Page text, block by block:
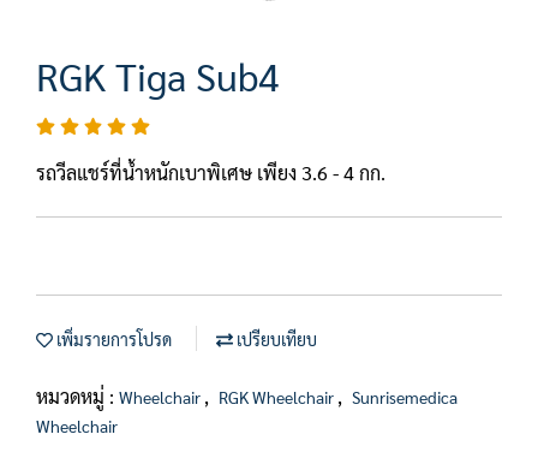
RGK Tiga Sub4
รถวีลแชร์ที่น้ำหนักเบาพิเศษ เพียง 3.6 - 4 กก.
เพิ่มรายการโปรด เปรียบเทียบ
หมวดหมู่ : Wheelchair , RGK Wheelchair , Sunrisemedica
Wheelchair